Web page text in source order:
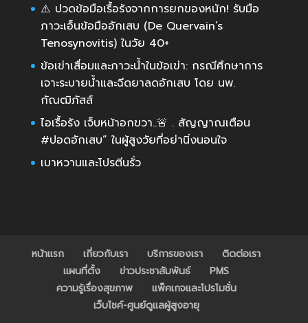
⚠️ ปวดข้อมือเรื้อรังจากการยกของหนัก! รับมือ
ภาวะเอ็นข้อมืออักเสบ (De Quervain’s
Tenosynovitis) ในวัย 40+
ข้อเข่าเสื่อมและภาวะน้ำในข้อเข่า: กรณีศึกษาการ
เจาะระบายน้ำและฉีดยาลดอักเสบ โดย นพ.
กัณฒิภัสส์
ไอเรื้อรัง เจ็บหน้าอกขวา..🚨 . สัญญาณเตือน
#ปอดอักเสบ” ในผู้สูงวัยที่อย่านิ่งนอนใจ
เบาหวานและโปรตีนรั่ว
หน้าแรก เกี่ยวกับเรา บริการของเรา
ติดต่อเรา
แผนที่ตั้ง
ข่าวประชาสัมพันธ์
PMS
ความรู้เรื่องสุขภาพ
แพ็คเกจและโปรโมชั่น
เว็บไซค์-ศูนย์ดูแลผู้สูงอายุ